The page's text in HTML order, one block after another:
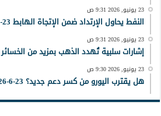
23 يونيو, 2026 9:31 ص
النفط يحاول الإرتداد ضمن الإتجاة الهابط 23-6-2026
23 يونيو, 2026 9:31 ص
إشارات سلبية تُهدد الذهب بمزيد من الخسائر 23-6-2026
23 يونيو, 2026 9:30 ص
هل يقترب اليورو من كسر دعم جديد؟ 23-6-2026